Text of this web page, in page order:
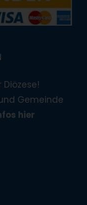
Gemeinde
hier